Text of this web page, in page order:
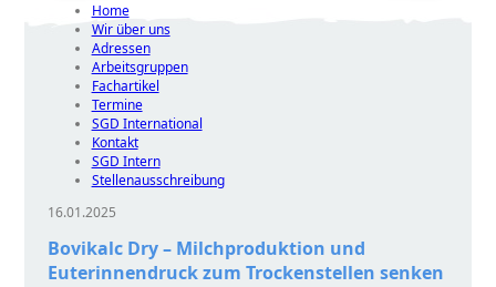
Home
Wir über uns
Adressen
Arbeitsgruppen
Fachartikel
Termine
SGD International
Kontakt
SGD Intern
Stellenausschreibung
16.01.2025
Bovikalc Dry – Milchproduktion und
Euterinnendruck zum Trockenstellen senken